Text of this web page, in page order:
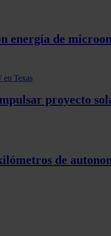
energía de
proyecto
de